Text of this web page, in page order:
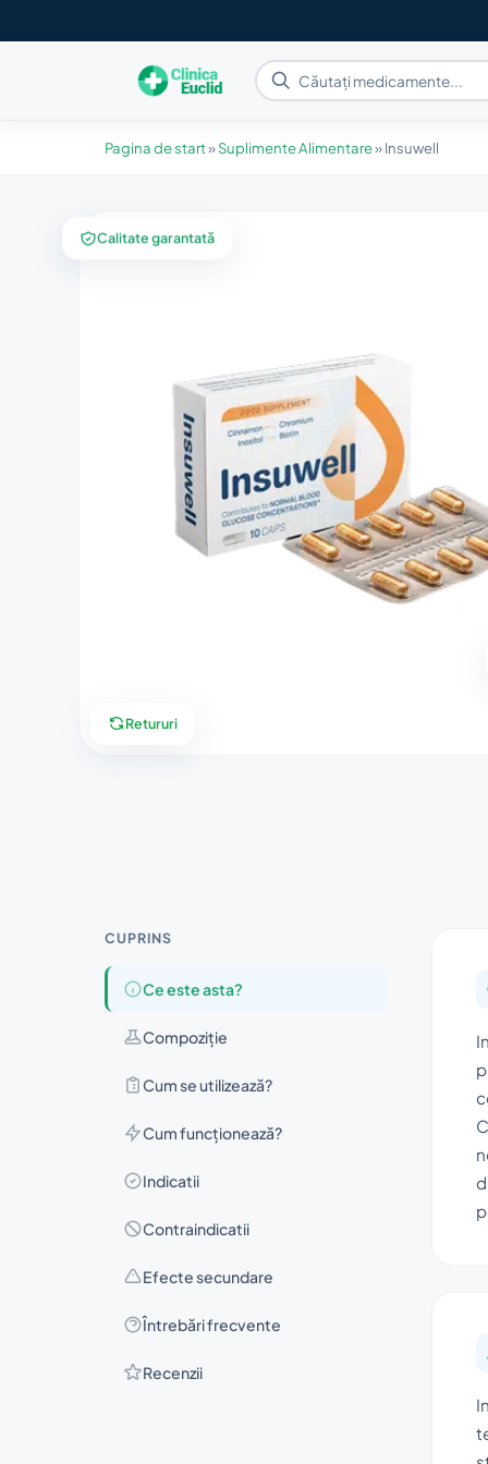
Pagina de start»Suplimente Alimentare»Insuwell
Calitate garantată
Retururi
CUPRINS
Ce este asta?
Compoziţie
Cum se utilizează?
Cum funcționează?
Indicatii
Contraindicatii
Efecte secundare
Întrebări frecvente
Recenzii